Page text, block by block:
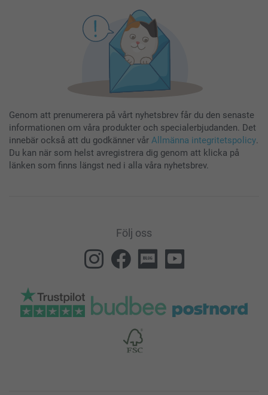
Genom att prenumerera på vårt nyhetsbrev får du den senaste
informationen om våra produkter och specialerbjudanden. Det
innebär också att du godkänner vår Allmänna integritetspolicy.
Du kan när som helst avregistrera dig genom att klicka på
länken som finns längst ned i alla våra nyhetsbrev.
Följ oss